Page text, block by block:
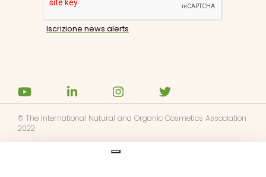
© The International Natural and Organic Cosmetics Association
2022